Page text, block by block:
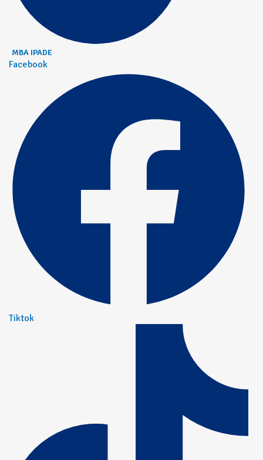
MBA IPADE
Facebook
Tiktok